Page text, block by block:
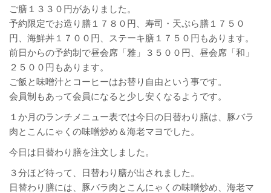
ご膳１３３０円がありました。
予約限定でお造り膳１７８０円、寿司・天ぷら膳１７５０
円、海鮮丼１７００円、ステーキ膳１７５０円もあります。
前日からの予約制で昼会席「雅」３５００円、昼会席「和」
２５００円もあります。
ご飯と味噌汁とコーヒーはお替り自由という事です。
会員制もあって会員になると少し安くなるようです。
１か月のランチメニュー表では今日の日替わり膳は、豚バラ
肉とこんにゃくの味噌炒め＆海老マヨでした。
今日は日替わり膳を注文しました。
３分ほど待って、日替わり膳が出されました。
日替わり膳には、豚バラ肉とこんにゃくの味噌炒め、海老マ